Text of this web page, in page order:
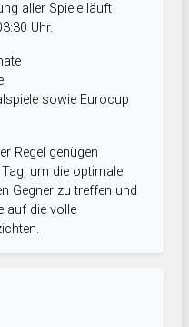
aller Spiele läuft
Uhr.
sowie Eurocup
Regel genügen
um die optimale
Gegner zu treffen und
auf die volle